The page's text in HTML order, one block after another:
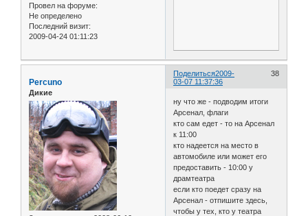
Провел на форуме:
Не определено
Последний визит:
2009-04-24 01:11:23
Поделиться 38
2009-
03-07 11:37:36
Percuno
Дикие
ну что же - подводим итоги
Арсенал, флаги
кто сам едет - то на Арсенал
к 11:00
кто надеется на место в
автомобиле или может его
предоставить - 10:00 у
драмтеатра
если кто поедет сразу на
Арсенал - отпишите здесь,
чтобы у тех, кто у театра